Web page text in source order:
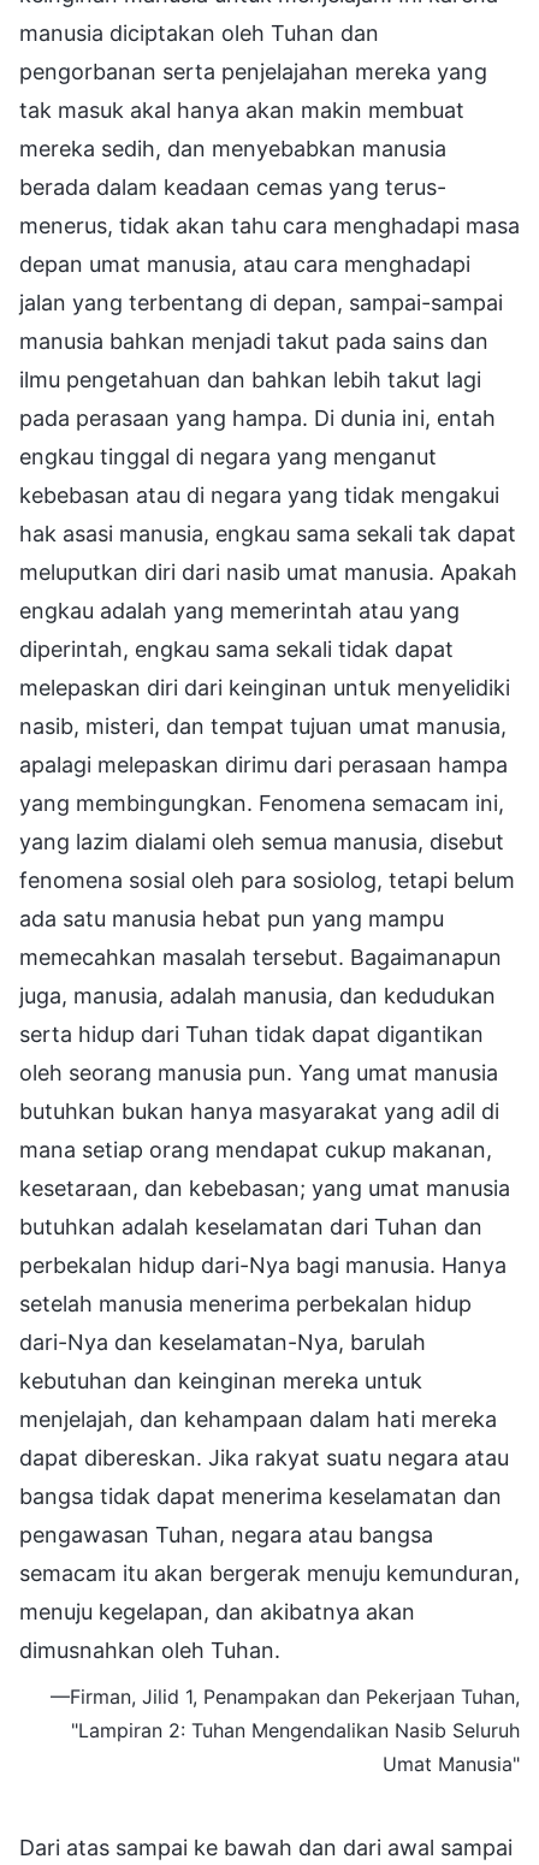
manusia diciptakan oleh Tuhan dan
pengorbanan serta penjelajahan mereka yang
tak masuk akal hanya akan makin membuat
mereka sedih, dan menyebabkan manusia
berada dalam keadaan cemas yang terus-
menerus, tidak akan tahu cara menghadapi masa
depan umat manusia, atau cara menghadapi
jalan yang terbentang di depan, sampai-sampai
manusia bahkan menjadi takut pada sains dan
ilmu pengetahuan dan bahkan lebih takut lagi
pada perasaan yang hampa. Di dunia ini, entah
engkau tinggal di negara yang menganut
kebebasan atau di negara yang tidak mengakui
hak asasi manusia, engkau sama sekali tak dapat
meluputkan diri dari nasib umat manusia. Apakah
engkau adalah yang memerintah atau yang
diperintah, engkau sama sekali tidak dapat
melepaskan diri dari keinginan untuk menyelidiki
nasib, misteri, dan tempat tujuan umat manusia,
apalagi melepaskan dirimu dari perasaan hampa
yang membingungkan. Fenomena semacam ini,
yang lazim dialami oleh semua manusia, disebut
fenomena sosial oleh para sosiolog, tetapi belum
ada satu manusia hebat pun yang mampu
memecahkan masalah tersebut. Bagaimanapun
juga, manusia, adalah manusia, dan kedudukan
serta hidup dari Tuhan tidak dapat digantikan
oleh seorang manusia pun. Yang umat manusia
butuhkan bukan hanya masyarakat yang adil di
mana setiap orang mendapat cukup makanan,
kesetaraan, dan kebebasan; yang umat manusia
butuhkan adalah keselamatan dari Tuhan dan
perbekalan hidup dari-Nya bagi manusia. Hanya
setelah manusia menerima perbekalan hidup
dari-Nya dan keselamatan-Nya, barulah
kebutuhan dan keinginan mereka untuk
menjelajah, dan kehampaan dalam hati mereka
dapat dibereskan. Jika rakyat suatu negara atau
bangsa tidak dapat menerima keselamatan dan
pengawasan Tuhan, negara atau bangsa
semacam itu akan bergerak menuju kemunduran,
menuju kegelapan, dan akibatnya akan
dimusnahkan oleh Tuhan.
—Firman, Jilid 1, Penampakan dan Pekerjaan Tuhan,
"Lampiran 2: Tuhan Mengendalikan Nasib Seluruh
Umat Manusia"
Dari atas sampai ke bawah dan dari awal sampai